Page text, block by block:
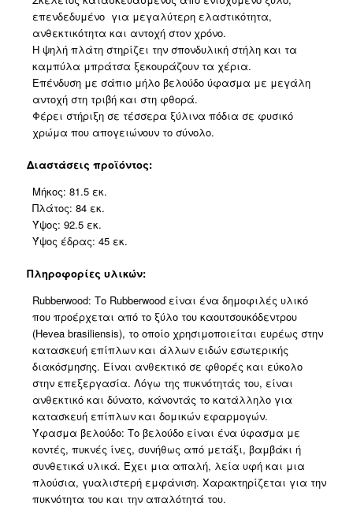
επενδεδυμένο για μεγαλύτερη ελαστικότητα,
ανθεκτικότητα και αντοχή στον χρόνο.
Η ψηλή πλάτη στηρίζει την σπονδυλική στήλη και τα
καμπύλα μπράτσα ξεκουράζουν τα χέρια.
Επένδυση με σάπιο μήλο βελούδο ύφασμα με μεγάλη
αντοχή στη τριβή και στη φθορά.
Φέρει στήριξη σε τέσσερα ξύλινα πόδια σε φυσικό
χρώμα που απογειώνουν το σύνολο.
Διαστάσεις προϊόντος:
Μήκος: 81.5 εκ.
Πλάτος: 84 εκ.
Ύψος: 92.5 εκ.
Ύψος έδρας: 45 εκ.
Πληροφορίες υλικών:
Rubberwood: Το Rubberwood είναι ένα δημοφιλές υλικό
που προέρχεται από το ξύλο του καουτσουκόδεντρου
(Hevea brasiliensis), το οποίο χρησιμοποιείται ευρέως στην
κατασκευή επίπλων και άλλων ειδών εσωτερικής
διακόσμησης. Είναι ανθεκτικό σε φθορές και εύκολο
στην επεξεργασία. Λόγω της πυκνότητάς του, είναι
ανθεκτικό και δύνατο, κάνοντάς το κατάλληλο για
κατασκευή επίπλων και δομικών εφαρμογών.
Ύφασμα βελούδο: Το βελούδο είναι ένα ύφασμα με
κοντές, πυκνές ίνες, συνήθως από μετάξι, βαμβάκι ή
συνθετικά υλικά. Έχει μια απαλή, λεία υφή και μια
πλούσια, γυαλιστερή εμφάνιση. Χαρακτηρίζεται για την
πυκνότητα του και την απαλότητά του.